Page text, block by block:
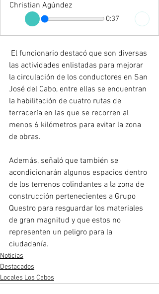
Christian Agúndez
0:37
las actividades enlistadas para mejorar
la circulación de los conductores en San
José del Cabo, entre ellas se encuentran
la habilitación de cuatro rutas de
terracería en las que se recorren al
menos 6 kilómetros para evitar la zona
de obras.
Además, señaló que también se
acondicionarán algunos espacios dentro
de los terrenos colindantes a la zona de
construcción pertenecientes a Grupo
Questro para resguardar los materiales
de gran magnitud y que estos no
representen un peligro para la
ciudadanía.
Noticias
Destacados
Locales Los Cabos